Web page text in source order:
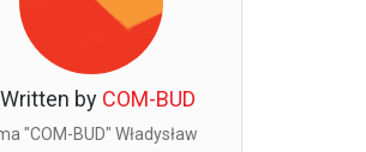
Written by COM-BUD
"COM-BUD" Władysław